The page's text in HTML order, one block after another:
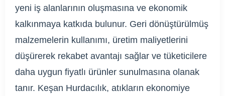
yeni iş alanlarının oluşmasına ve ekonomik
kalkınmaya katkıda bulunur. Geri dönüştürülmüş
malzemelerin kullanımı, üretim maliyetlerini
düşürerek rekabet avantajı sağlar ve tüketicilere
daha uygun fiyatlı ürünler sunulmasına olanak
tanır. Keşan Hurdacılık, atıkların ekonomiye